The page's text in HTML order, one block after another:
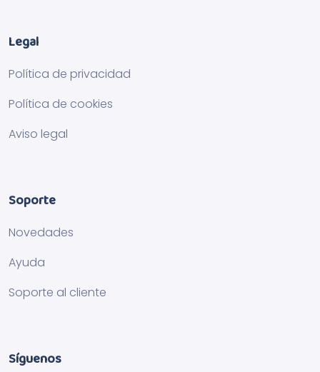
Legal
Política de privacidad
Política de cookies
Aviso legal
Soporte
Novedades
Ayuda
Soporte al cliente
Síguenos